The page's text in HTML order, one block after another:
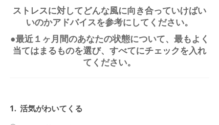
ストレスに対してどんな風に向き合っていけばい
いのかアドバイスを参考にしてください。
●最近１ヶ月間のあなたの状態について、最もよく
当てはまるものを選び、すべてにチェックを入れ
てください。
1. 活気がわいてくる